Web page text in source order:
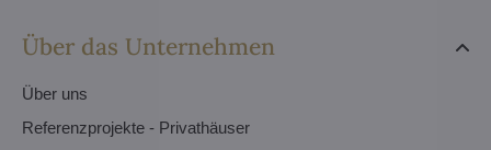
Über das Unternehmen
Über uns
Referenzprojekte - Privathäuser